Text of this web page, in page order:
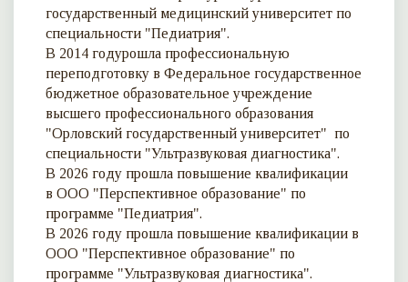
государственный медицинский университет по
специальности "Педиатрия".
В 2014 годурошла профессиональную
переподготовку в Федеральное государственное
бюджетное образовательное учреждение
высшего профессионального образования
"Орловский государственный университет" по
специальности "Ультразвуковая диагностика".
В 2026 году прошла повышение квалификации
в ООО "Перспективное образование" по
программе "Педиатрия".
В 2026 году прошла повышение квалификации в
ООО "Перспективное образование" по
программе "Ультразвуковая диагностика".